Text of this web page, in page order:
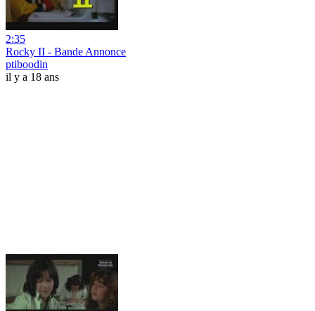
2:35
Rocky II - Bande Annonce
ptiboodin
il y a 18 ans